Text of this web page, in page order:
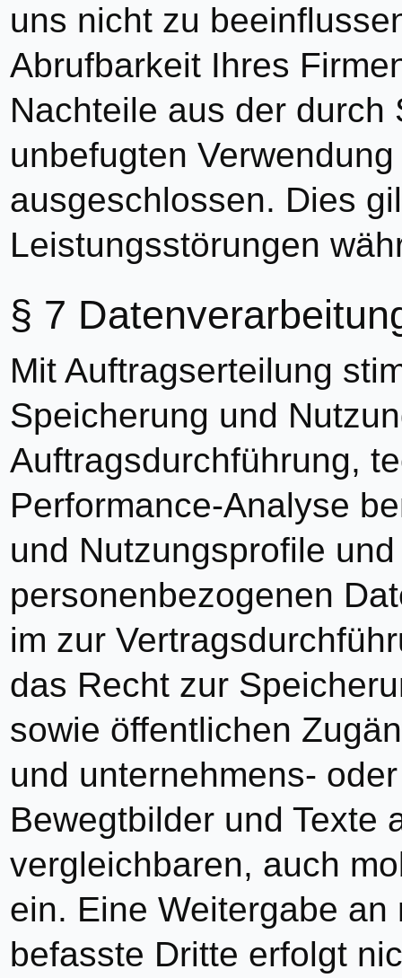
uns nicht zu
Abrufbarkeit Ihres
Nachteile aus der durch
unbefugten
ausgeschlossen. Dies
Leistungsstörungen
Mit Auftragserteilung
Speicherung und
Auftragsdurchführung,
Performance-Analyse
und Nutzungsprofile
personenbezogenen
im zur
das Recht zur
sowie öffentlichen
und unternehmens-
Bewegtbilder und Texte
vergleichbaren, auch
ein. Eine Weitergabe
befasste Dritte erfolgt